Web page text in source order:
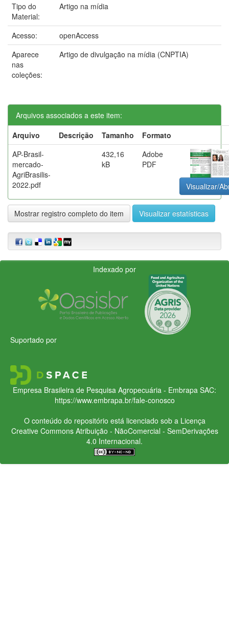
Tipo do
Material:
Artigo na mídia
Acesso:
openAccess
Aparece
nas
coleções:
Artigo de divulgação na mídia (CNPTIA)
Arquivos associados a este item:
Arquivo
Descrição Tamanho
Formato
AP-Brasil-
mercado-
AgriBrasilis-
2022.pdf
432,16
kB
Adobe
PDF
Visualizar/
Mostrar registro completo do item Visualizar estatísticas
Indexado por
Suportado por
Empresa Brasileira de Pesquisa Agropecuária - Embrapa SAC:
https://www.embrapa.br/fale-conosco
O conteúdo do repositório está licenciado sob a Licença
Creative CommonsAtribuição - NãoComercial - SemDerivações
4.0 Internacional.